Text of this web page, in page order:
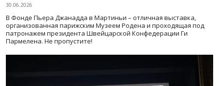
30.06.2026
В Фонде Пьера Джанадда в Мартиньи – отличная выставка,
организованная парижским Музеем Родена и проходящая под
патронажем президента Швейцарской Конфедерации Ги
Пармелена. Не пропустите!